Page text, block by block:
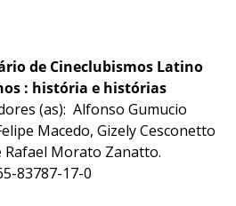
de Cineclubismos Latino
: história e histórias
(as): Alfonso Gumucio
Macedo, Gizely Cesconetto
Rafael Morato Zanatto.
83787-17-0